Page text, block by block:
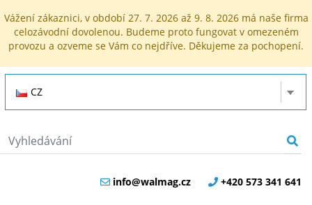
Vážení zákaznici, v období 27. 7. 2026 až 9. 8. 2026 má naše firma
celozávodní dovolenou. Budeme proto fungovat v omezeném
provozu a ozveme se Vám co nejdříve. Děkujeme za pochopení.
CZ
+420 573 341 641
info@walmag.cz